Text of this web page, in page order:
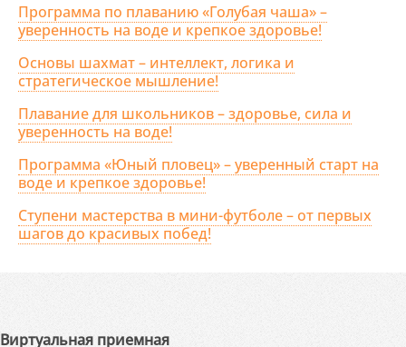
Программа по плаванию «Голубая чаша» –
уверенность на воде и крепкое здоровье!
Основы шахмат – интеллект, логика и
стратегическое мышление!
Плавание для школьников – здоровье, сила и
уверенность на воде!
Программа «Юный пловец» – уверенный старт на
воде и крепкое здоровье!
Ступени мастерства в мини-футболе – от первых
шагов до красивых побед!
Виртуальная приемная